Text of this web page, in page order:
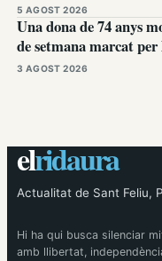
5 AGOST 2026
Una dona de 74 anys
de setmana marcat
3 AGOST 2026
elridaura
Actualitat de Sant Feliu,
Hi ha qui busca silenciar
amb llibertat,